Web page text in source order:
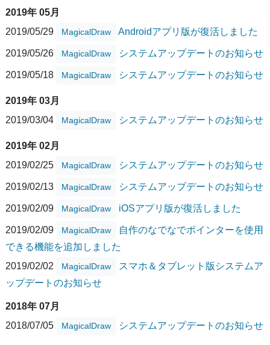
2019年 05月
2019/05/29
MagicalDraw Androidアプリ版が復活しました
2019/05/26 MagicalDraw システムアップデートのお知らせ
2019/05/18 MagicalDraw システムアップデートのお知らせ
2019年 03月
2019/03/04
MagicalDraw システムアップデートのお知らせ
2019年 02月
2019/02/25
MagicalDraw システムアップデートのお知らせ
2019/02/13 MagicalDraw システムアップデートのお知らせ
2019/02/09 MagicalDraw iOSアプリ版が復活しました
2019/02/09 MagicalDraw
自作のなでなでポインターを使用
できる機能を追加しました
2019/02/02
MagicalDraw
スマホ＆タブレット版システムア
ップデートのお知らせ
2018年 07月
2018/07/05
MagicalDraw システムアップデートのお知らせ